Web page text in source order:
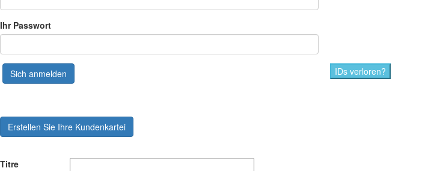
Ihr Passwort
Sich anmelden IDs verloren?
Erstellen Sie Ihre Kundenkartei
Titre